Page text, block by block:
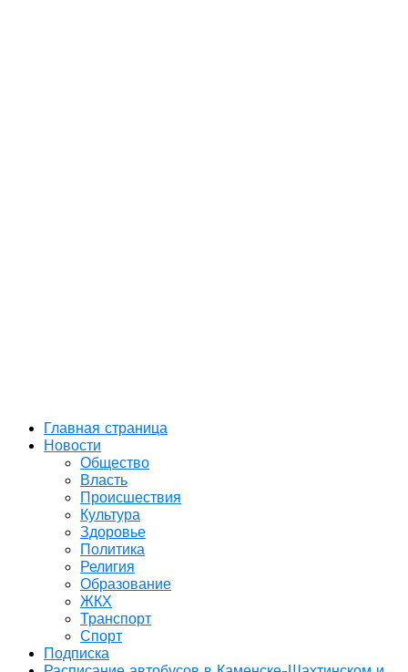
Главная страница
Новости
Общество
Власть
Происшествия
Культура
Здоровье
Политика
Религия
Образование
ЖКХ
Транспорт
Спорт
Подписка